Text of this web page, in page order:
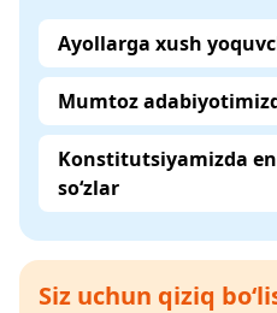
Ayollarga xush
Mumtoz
Konstitutsiyamizda
so‘zlar
Siz uchun qiziq